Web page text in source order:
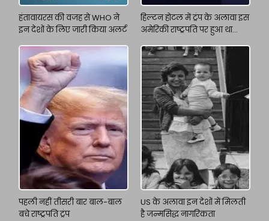
हंतावायरस की वजह से WHO ने
इन देशों के लिए जारी किया अलर्ट
हिल्टन होटल में ट्रंप के अलावा इस
अमेरिकी राष्ट्रपति पर हुआ था
पहली नहीं तीसरी बार बाल-बाल
बचे राष्ट्रपति ट्रंप
US के अलावा इन देशों में मिलती
है जन्मसिद्ध नागरिकता